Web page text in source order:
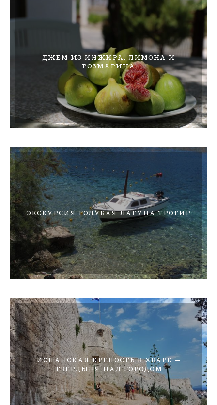
ДЖЕМ ИЗ ИНЖИРА, ЛИМОНА И
РОЗМАРИНА
ЭКСКУРСИЯ ГОЛУБАЯ ЛАГУНА ТРОГИР
ИСПАНСКАЯ КРЕПОСТЬ В ХВАРЕ —
ТВЕРДЫНЯ НАД ГОРОДОМ